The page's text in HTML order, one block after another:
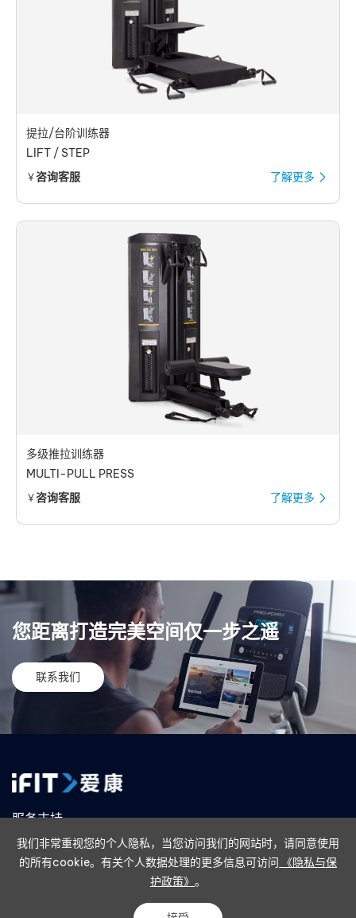
我们非常重视您的个人隐私，当您访问我们的网站时，请同意使用
的所有cookie。有关个人数据处理的更多信息可访问 《隐私与保
护政策》 。
提拉/台阶训练器
LIFT / STEP
￥咨询客服 了解更多
多级推拉训练器
MULTI-PULL PRESS
￥咨询客服 了解更多
您距离打造完美空间仅一步之遥
联系我们
服务支持
售后政策 联系我们 在线购买 线下门店
Copyright ©2024 IFIT Inc. All Rights Reserved. 版权所有 诺迪克健身器材